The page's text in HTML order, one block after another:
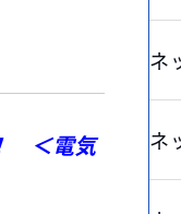
＜電気
ネ
ネ